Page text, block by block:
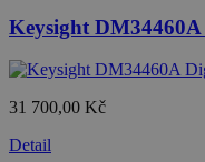
Keysight
31 700,00 Kč
Detail